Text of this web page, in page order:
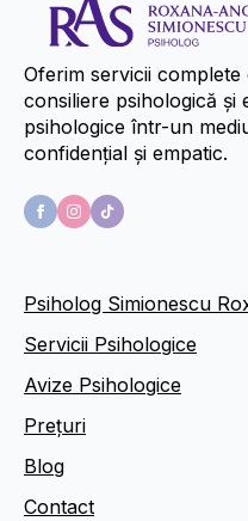
Oferim servicii complete
consiliere psihologică și
psihologice într-un
confidențial și empatic.
Psiholog Simionescu
Servicii Psihologice
Avize Psihologice
Prețuri
Blog
Contact